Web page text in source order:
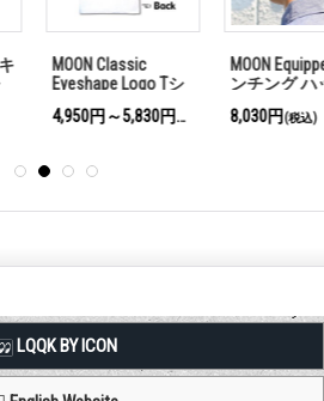
Classic
Logo Tシ
4,950円～5,830円
(税込)
MOON Equipped ハ
ンチング ハット
8,030円
(税込)
LQQK BY ICON